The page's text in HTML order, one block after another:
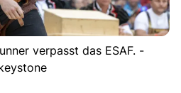
verpasst das ESAF. -